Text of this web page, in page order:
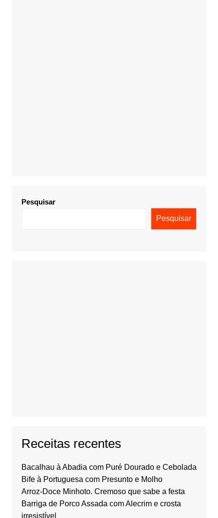
Pesquisar
Pesquisar
Receitas recentes
Bacalhau à Abadia com Puré Dourado e Cebolada
Bife à Portuguesa com Presunto e Molho
Arroz-Doce Minhoto. Cremoso que sabe a festa
Barriga de Porco Assada com Alecrim e crosta
irresistível